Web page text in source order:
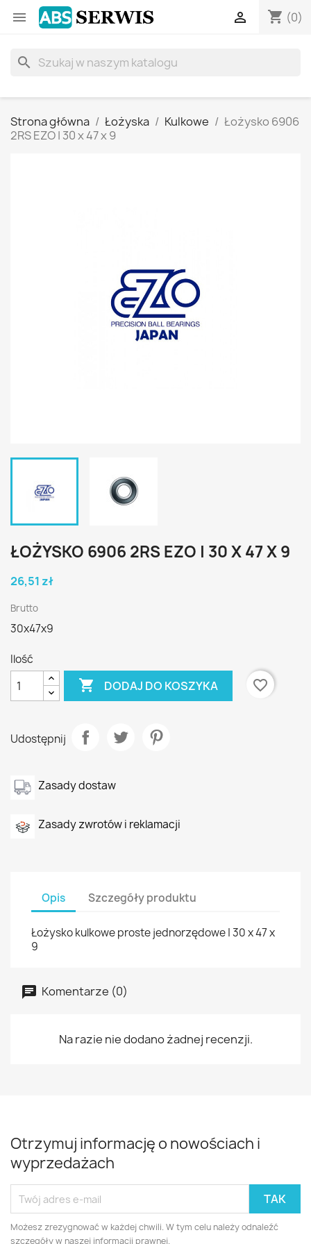
 shopping_cart (0)

search
Strona główna Łożyska Kulkowe
Łożysko 6906
2RS EZO | 30 x 47 x 9
ŁOŻYSKO 6906 2RS EZO | 30 X 47 X 9
26,51 zł
Brutto
30x47x9
Ilość
 DODAJ DO KOSZYKA favorite_border
Udostępnij
Zasady dostaw
Zasady zwrotów i reklamacji
Opis Szczegóły produktu
Łożysko kulkowe proste jednorzędowe | 30 x 47 x
9
Komentarze (0)
Na razie nie dodano żadnej recenzji.
Otrzymuj informację o nowościach i
wyprzedażach
Możesz zrezygnować w każdej chwili. W tym celu należy odnaleźć
szczegóły w naszej informacji prawnej.